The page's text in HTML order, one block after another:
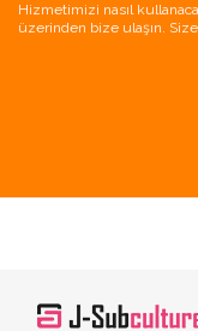
Hizmetimizi nasıl
üzerinden bize ulaşın.